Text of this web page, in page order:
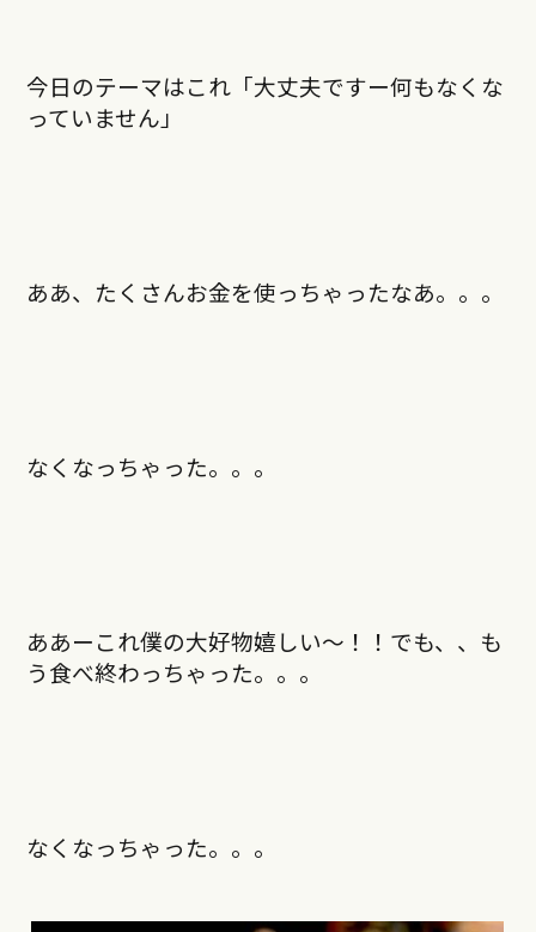
今日のテーマはこれ「大丈夫ですー何もなくな
っていません」
ああ、たくさんお金を使っちゃったなあ。。。
なくなっちゃった。。。
ああーこれ僕の大好物嬉しい〜！！でも、、も
う食べ終わっちゃった。。。
なくなっちゃった。。。